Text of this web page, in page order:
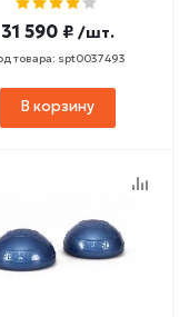
31 590 ₽ /шт.
товара: spt0037493
В корзину